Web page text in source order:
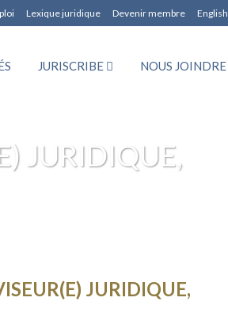
Lexique juridique Devenir membre English
JURISCRIBE NOUS JOINDRE
JURIDIQUE,
JURIDIQUE,